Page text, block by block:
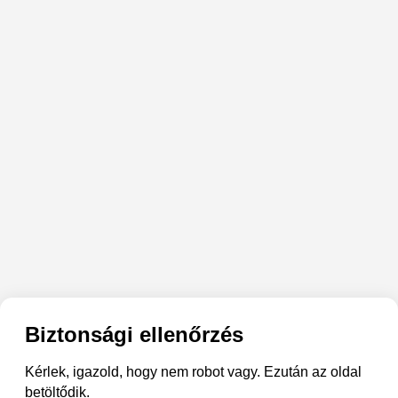
Biztonsági ellenőrzés
Kérlek, igazold, hogy nem robot vagy. Ezután az oldal
betöltődik.